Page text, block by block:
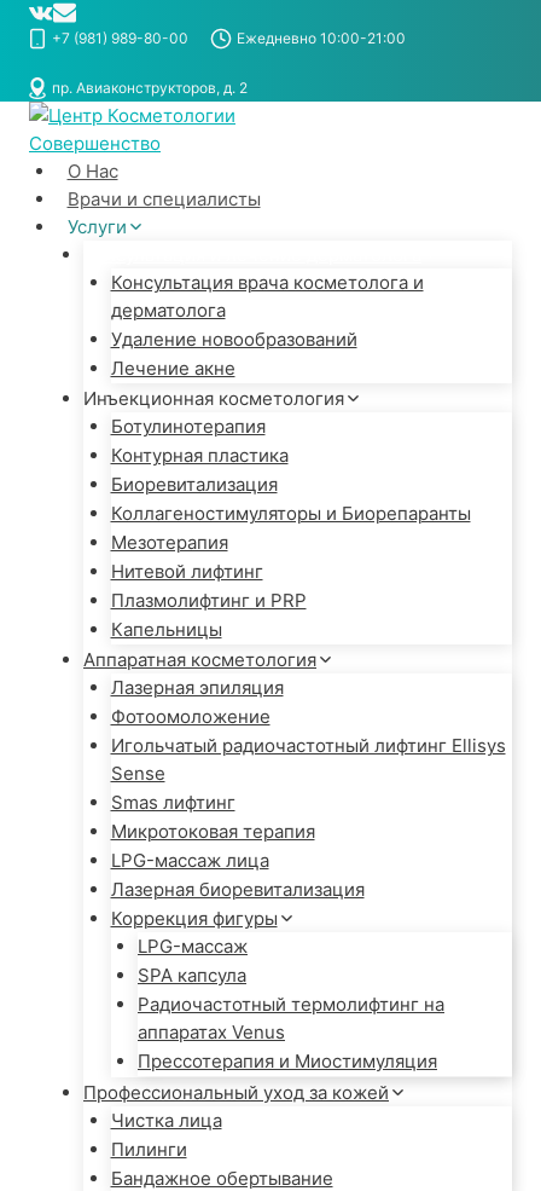
Перейти
+7 (981) 989-80-00 Ежедневно 10:00-21:00
пр. Авиаконструкторов, д. 2
О Нас
Врачи и специалисты
Услуги
Консультация врача косметолога и
дерматолога
Удаление новообразований
Лечение акне
Инъекционная косметология
Ботулинотерапия
Контурная пластика
Биоревитализация
Коллагеностимуляторы и Биорепаранты
Мезотерапия
Нитевой лифтинг
Плазмолифтинг и PRP
Капельницы
Аппаратная косметология
Лазерная эпиляция
Фотоомоложение
Игольчатый радиочастотный лифтинг Ellisys
Sense
Smas лифтинг
Микротоковая терапия
LPG-массаж лица
Лазерная биоревитализация
Коррекция фигуры
LPG-массаж
SPA капсула
Радиочастотный термолифтинг на
аппаратах Venus
Прессотерапия и Миостимуляция
Профессиональный уход за кожей
Чистка лица
Пилинги
Бандажное обертывание